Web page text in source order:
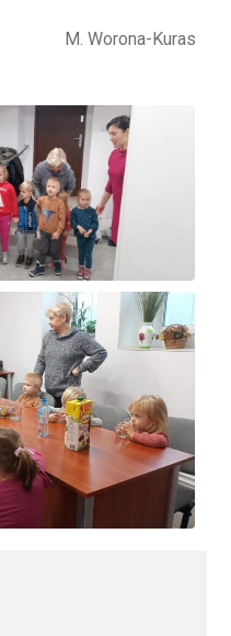
M. Worona-Kuras